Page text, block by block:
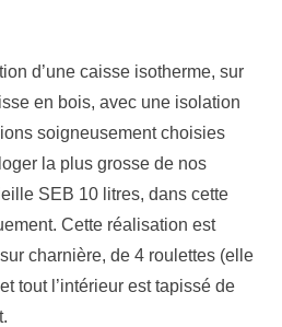
d’une caisse isotherme, sur
en bois, avec une isolation
soigneusement choisies
la plus grosse de nos
SEB 10 litres, dans cette
Cette réalisation est
charnière, de 4 roulettes (elle
tout l’intérieur est tapissé de